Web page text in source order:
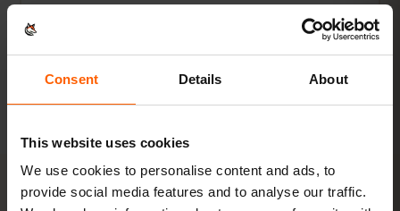
Consent Details About
This website uses cookies
We use cookies to personalise content and ads, to
provide social media features and to analyse our traffic.
del dispositivo, la configuración de las apps y tu uso.